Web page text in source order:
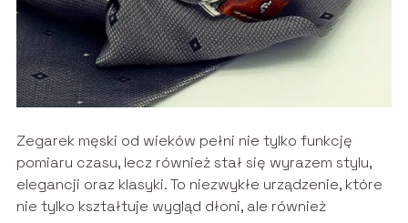
Zegarek męski od wieków pełni nie tylko funkcję
pomiaru czasu, lecz również stał się wyrazem stylu,
elegancji oraz klasyki. To niezwykłe urządzenie, które
nie tylko kształtuje wygląd dłoni, ale również